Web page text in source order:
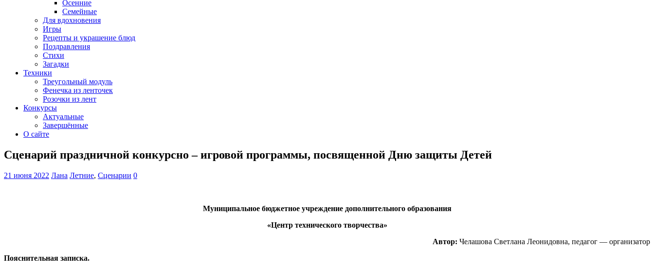
Осенние
Семейные
Для вдохновения
Игры
Рецепты и украшение блюд
Поздравления
Стихи
Загадки
Техники
Треугольный модуль
Фенечка из ленточек
Розочки из лент
Конкурсы
Актуальные
Завершённые
О сайте
Сценарий праздничной конкурсно – игровой программы, посвященной Дню защиты Детей
21 июня 2022 Лана Летние, Сценарии 0
Муниципальное бюджетное учреждение дополнительного образования
«Центр технического творчества»
Автор: Челашова Светлана Леонидовна, педагог — организатор
Пояснительная записка.